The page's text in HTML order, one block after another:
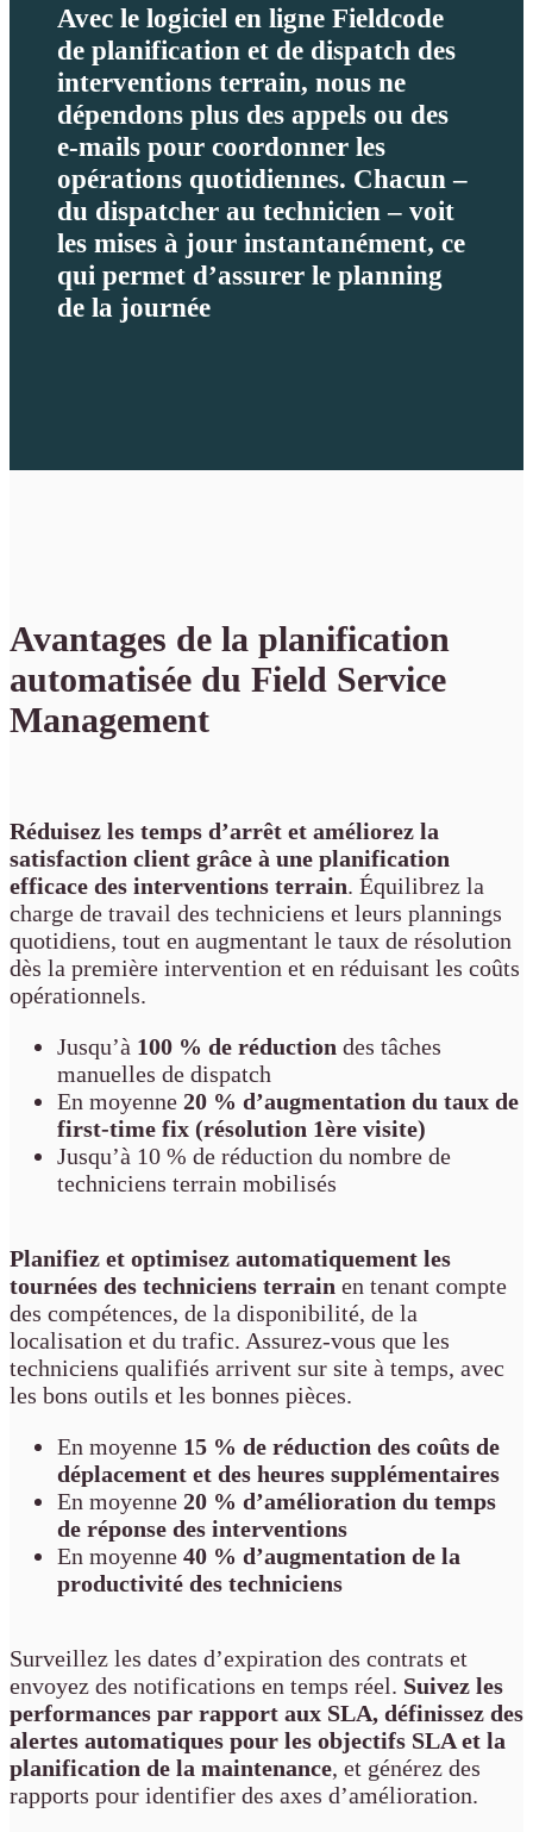
Avec le logiciel en ligne Fieldcode
de planification et de dispatch des
interventions terrain, nous ne
dépendons plus des appels ou des
e-mails pour coordonner les
opérations quotidiennes. Chacun –
du dispatcher au technicien – voit
les mises à jour instantanément, ce
qui permet d’assurer le planning
de la journée
Avantages de la planification
automatisée du Field Service
Management
Réduisez les temps d’arrêt et améliorez la
satisfaction client grâce à une planification
efficace des interventions terrain. Équilibrez la
charge de travail des techniciens et leurs plannings
quotidiens, tout en augmentant le taux de résolution
dès la première intervention et en réduisant les coûts
opérationnels.
Jusqu’à 100 % de réduction des tâches
manuelles de dispatch
En moyenne 20 % d’augmentation du taux de
first-time fix (résolution 1ère visite)
Jusqu’à 10 % de réduction du nombre de
techniciens terrain mobilisés
Planifiez et optimisez automatiquement les
tournées des techniciens terrain en tenant compte
des compétences, de la disponibilité, de la
localisation et du trafic. Assurez-vous que les
techniciens qualifiés arrivent sur site à temps, avec
les bons outils et les bonnes pièces.
En moyenne 15 % de réduction des coûts de
déplacement et des heures supplémentaires
En moyenne 20 % d’amélioration du temps
de réponse des interventions
En moyenne 40 % d’augmentation de la
productivité des techniciens
Surveillez les dates d’expiration des contrats et
envoyez des notifications en temps réel. Suivez les
performances par rapport aux SLA, définissez des
alertes automatiques pour les objectifs SLA et la
planification de la maintenance, et générez des
rapports pour identifier des axes d’amélioration.